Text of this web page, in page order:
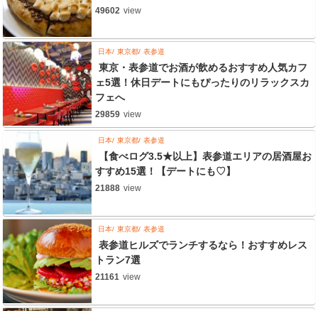
49602 view
日本 東京都 表参道
東京・表参道でお酒が飲めるおすすめ人気カフ
ェ5選！休日デートにもぴったりのリラックスカ
フェへ
29859 view
日本 東京都 表参道
【食べログ3.5★以上】表参道エリアの居酒屋お
すすめ15選！【デートにも♡】
21888 view
日本 東京都 表参道
表参道ヒルズでランチするなら！おすすめレス
トラン7選
21161 view